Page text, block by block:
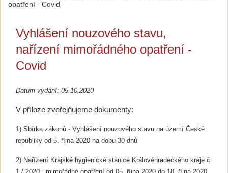
opatření - Covid
Vyhlášení nouzového stavu,
nařízení mimořádného opatření -
Covid
Datum vydání: 05.10.2020
V příloze zveřejňujeme dokumenty:
1) Sbírka zákonů - Vyhlášení nouzového stavu na území České
republiky od 5. října 2020 na dobu 30 dnů
2) Nařízení Krajské hygienické stanice Královéhradeckého kraje č.
1 / 2020 - mimořádné opatření od 05. října 2020 do 18. října 2020